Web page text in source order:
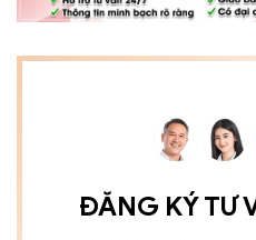
ĐĂNG KÝ TƯ